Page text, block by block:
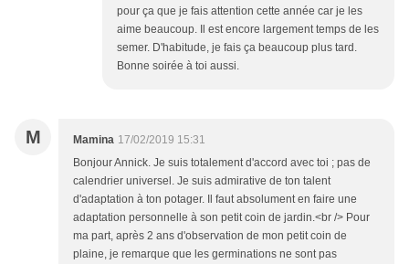
pour ça que je fais attention cette année car je les
aime beaucoup. Il est encore largement temps de les
semer. D'habitude, je fais ça beaucoup plus tard.
Bonne soirée à toi aussi.
M Mamina 17/02/2019 15:31
Bonjour Annick. Je suis totalement d'accord avec toi ; pas de
calendrier universel. Je suis admirative de ton talent
d'adaptation à ton potager. Il faut absolument en faire une
adaptation personnelle à son petit coin de jardin.<br /> Pour
ma part, après 2 ans d'observation de mon petit coin de
plaine, je remarque que les germinations ne sont pas